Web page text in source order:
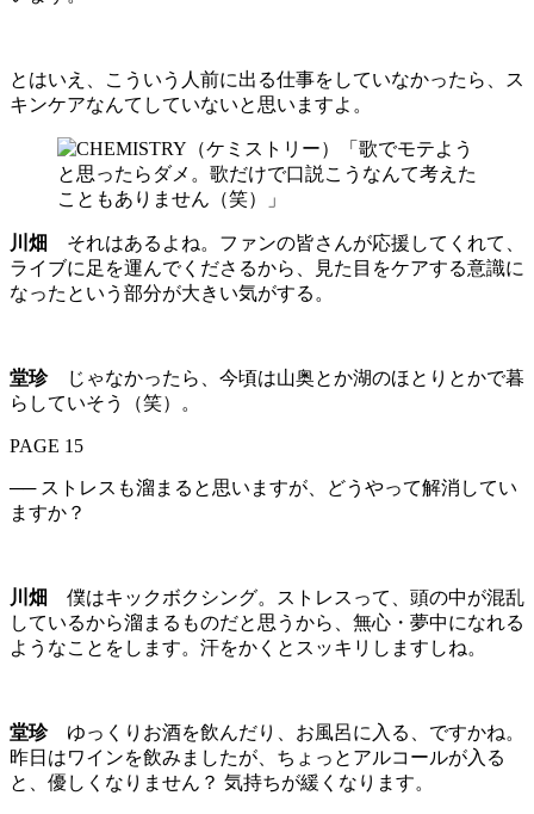
とはいえ、こういう人前に出る仕事をしていなかったら、ス
キンケアなんてしていないと思いますよ。
川畑
それはあるよね。ファンの皆さんが応援してくれて、
ライブに足を運んでくださるから、見た目をケアする意識に
なったという部分が大きい気がする。
堂珍じゃなかったら、今頃は山奥とか湖のほとりとかで暮
らしていそう（笑）。
PAGE 15
── ストレスも溜まると思いますが、どうやって解消してい
ますか？
川畑
僕はキックボクシング。ストレスって、頭の中が混乱
しているから溜まるものだと思うから、無心・夢中になれる
ようなことをします。汗をかくとスッキリしますしね。
堂珍ゆっくりお酒を飲んだり、お風呂に入る、ですかね。
昨日はワインを飲みましたが、ちょっとアルコールが入る
と、優しくなりません？ 気持ちが緩くなります。